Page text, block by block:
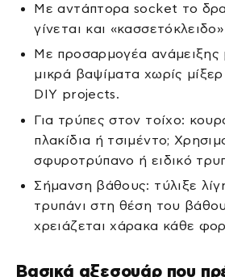
Με αντάπτορα socket το
γίνεται και
Με προσαρμογέα ανάμειξης
μικρά βαψίματα χωρίς
DIY projects.
Για τρύπες στον τοίχο:
πλακίδια ή τσιμέντο;
σφυροτρύπανο ή ειδικό
Σήμανση βάθους: τύλιξε
τρυπάνι στη θέση του
χρειάζεται χάρακα κάθε
Βασικά αξεσουάρ που